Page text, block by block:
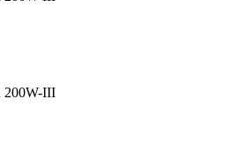
200W-III